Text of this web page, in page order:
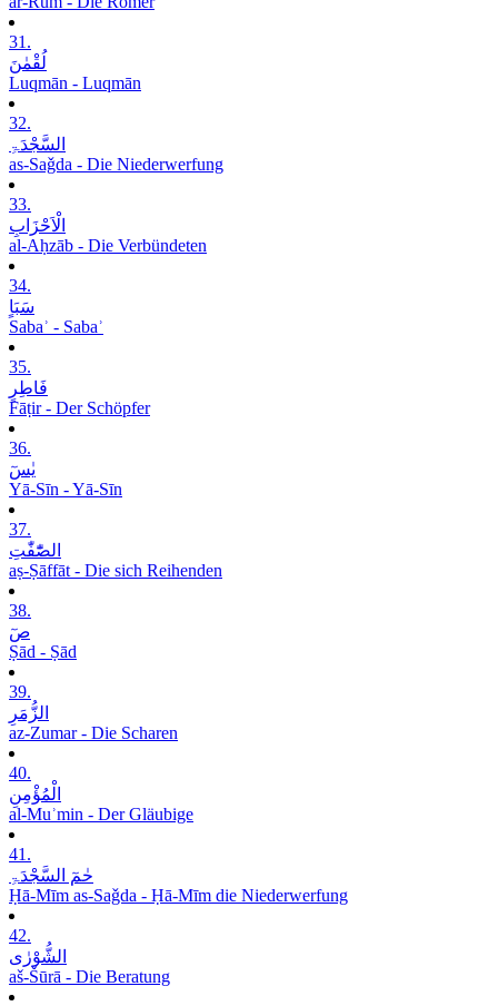
31.
لُقْمٰنَ
Luqmān - Luqmān
32.
السَّجْدَۃِ
as-Saǧda - Die Niederwerfung
33.
الْاَحْزَابِ
al-Aḥzāb - Die Verbündeten
34.
سَبَاٍ
Sabaʾ - Sabaʾ
35.
فَاطِرٍ
Fāṭir - Der Schöpfer
36.
یٰسٓ
Yā-Sīn - Yā-Sīn
37.
الصّٰٓفّٰتِ
aṣ-Ṣāffāt - Die sich Reihenden
38.
صٓ
Ṣād - Ṣād
39.
الزُّمَرِ
az-Zumar - Die Scharen
40.
الْمُؤْمِنِ
al-Muʾmin - Der Gläubige
41.
حٰمٓ السَّجْدَۃِ
Ḥā-Mīm as-Saǧda - Ḥā-Mīm die Niederwerfung
42.
الشُّوْرٰی
aš-Šūrā - Die Beratung